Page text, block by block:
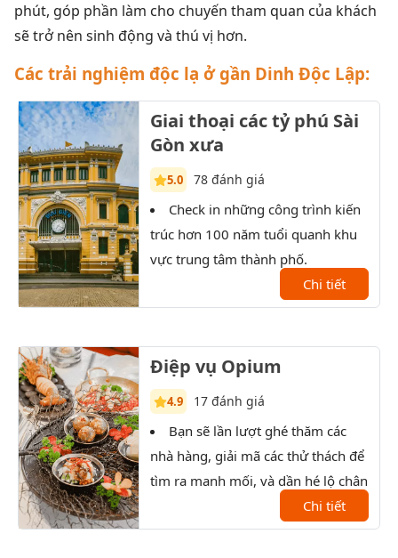
phút, góp phần làm cho chuyến tham quan của khách
sẽ trở nên sinh động và thú vị hơn.
Các trải nghiệm độc lạ ở gần Dinh Độc Lập:
Giai thoại các tỷ phú Sài
Gòn xưa
5.0 78 đánh giá
Check in những công trình kiến
trúc hơn 100 năm tuổi quanh khu
vực trung tâm thành phố.
Chi tiết
Điệp vụ Opium
4.9 17 đánh giá
Bạn sẽ lần lượt ghé thăm các
nhà hàng, giải mã các thử thách để
tìm ra manh mối, và dần hé lộ chân
tướng của nhân vật bí ẩn.Chi tiết